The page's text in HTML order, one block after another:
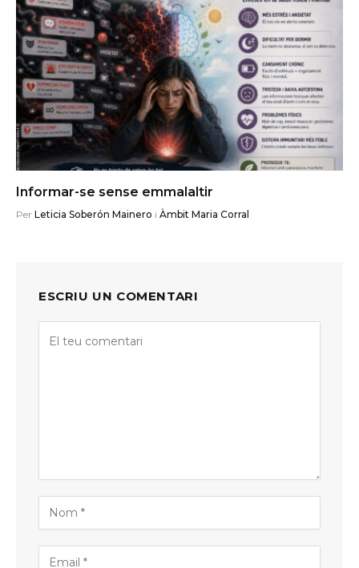
Informar-se sense emmalaltir
Per Leticia Soberón Mainero i Àmbit Maria Corral
ESCRIU UN COMENTARI